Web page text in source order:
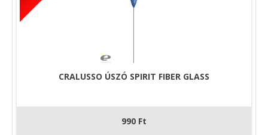
CRALUSSO ÚSZÓ SPIRIT FIBER GLASS
990 Ft